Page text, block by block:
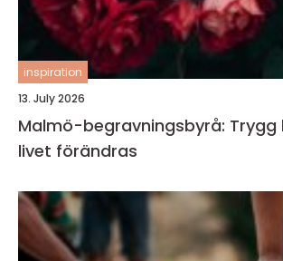
inspiration
13. July 2026
Malmö-begravningsbyrå: Trygg
livet förändras